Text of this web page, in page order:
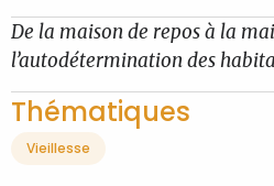
De la maison de repos à la
l’autodétermination des
Thématiques
Vieillesse